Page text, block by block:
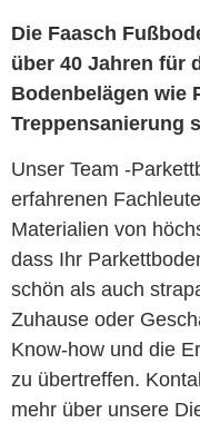
Die Faasch
über 40 Jahren für
Bodenbelägen wie
Treppensanierung
Unser Team -
erfahrenen
Materialien von
dass Ihr
schön als auch
Zuhause oder
Know-how und die
zu übertreffen.
mehr über unsere